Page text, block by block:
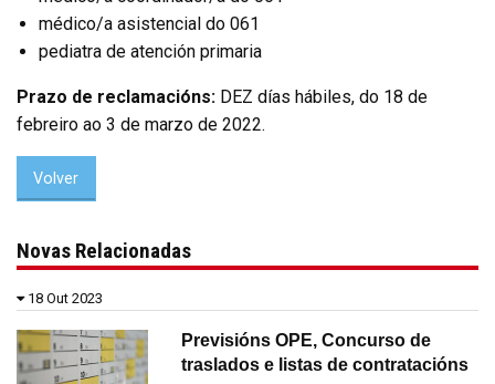
médico/a asistencial do 061
pediatra de atención primaria
Prazo de reclamacións: DEZ días hábiles, do 18 de
febreiro ao 3 de marzo de 2022.
Volver
Novas Relacionadas
18 Out 2023
Previsións OPE, Concurso de
traslados e listas de contratacións